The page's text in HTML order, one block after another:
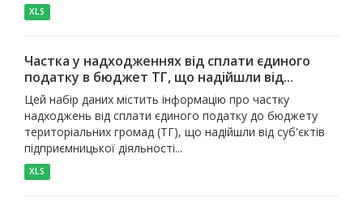
XLS
Частка у надходженнях від сплати єдиного
податку в бюджет ТГ, що надійшли від...
Цей набір даних містить інформацію про частку
надходжень від сплати єдиного податку до бюджету
територіальних громад (ТГ), що надійшли від суб'єктів
підприємницької діяльності...
XLS